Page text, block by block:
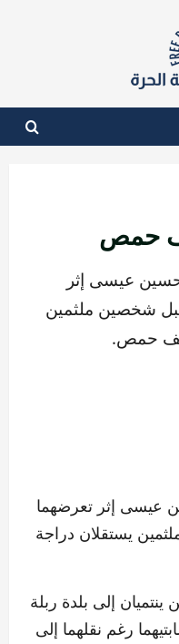
حمص
عيسى إثر
شخصين ملثمين
حمص.
عيسى إثر تعرضهما
يستقلان دراجة
إلى بلدة ربلة
رغم نقلهما إلى